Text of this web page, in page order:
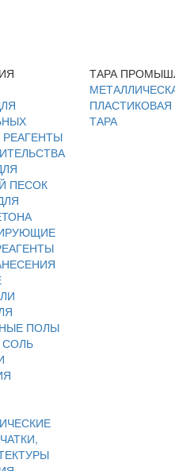
ПЕСОК
ПОЛЫ
СОЛЬ
ТАРА
ПЛАСТИКОВАЯ
ТАРА